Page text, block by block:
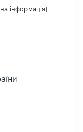
інформація]